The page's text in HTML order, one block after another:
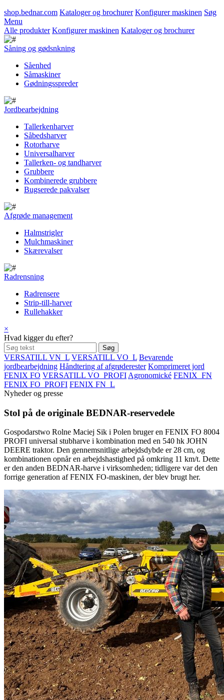
shop.bednar.com Kataloger og brochurer Konfigurer maskinen Søg
Menu
Alle produkter Konfigurer maskinen Kataloger og brochurer
Såning og gødsnkning
Såenhed
Såmaskiner
Gødningsspreder
Jordbearbejdning
Tallerkenharver
Såbedsharver
Rotorharve
Universalharver
Tallerken- og tandharver
Grubbere
Kombinerede grubbere
Bugserede pakvalser
Afgrøde management
Halmstrigler
Mulchmaskiner
Skærevalser
Radrensning
Radrensere
Strip-till-harver
Rullehakker
×
Hvad kigger du efter?
VERSATILL VN_L VERSATILL VO_L Bevarende
jordbearbejdning Håndtering af afgrøderester Komprimeret jord
FENIX FO VERSATILL VO_PROFI Agronomické FENIX_FN
FENIX FO_PROFI FENIX FN_L
Nyheder og presse
Stol på de originale BEDNAR-reservedele
Gospodarstwo Rolne Maciej Sik i Polen bruger en FENIX FO 8004
PROFI universal stubharve i kombination med en 540 hk JOHN
DEERE traktor. Den gennemsnitlige arbejdsdybde er 28 cm, og
kombinationen opnår en arbejdshastighed på omkring 11 km/t. Dette
er den anden BEDNAR-harve i virksomheden; tidligere var det den
forrige generation af FENIX FO-maskinen, der blev brugt her.